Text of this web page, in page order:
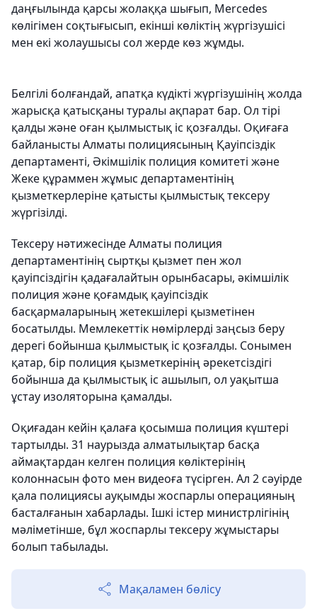
даңғылында қарсы жолаққа шығып, Mercedes
көлігімен соқтығысып, екінші көліктің жүргізушісі
мен екі жолаушысы сол жерде көз жұмды.
Белгілі болғандай, апатқа күдікті жүргізушінің жолда
жарысқа қатысқаны туралы ақпарат бар. Ол тірі
қалды және оған қылмыстық іс қозғалды. Оқиғаға
байланысты Алматы полициясының Қауіпсіздік
департаменті, Әкімшілік полиция комитеті және
Жеке құраммен жұмыс департаментінің
қызметкерлеріне қатысты қылмыстық тексеру
жүргізілді.
Тексеру нәтижесінде Алматы полиция
департаментінің сыртқы қызмет пен жол
қауіпсіздігін қадағалайтын орынбасары, әкімшілік
полиция және қоғамдық қауіпсіздік
басқармаларының жетекшілері қызметінен
босатылды. Мемлекеттік нөмірлерді заңсыз беру
дерегі бойынша қылмыстық іс қозғалды. Сонымен
қатар, бір полиция қызметкерінің әрекетсіздігі
бойынша да қылмыстық іс ашылып, ол уақытша
ұстау изоляторына қамалды.
Оқиғадан кейін қалаға қосымша полиция күштері
тартылды. 31 наурызда алматылықтар басқа
аймақтардан келген полиция көліктерінің
колоннасын фото мен видеоға түсірген. Ал 2 сәуірде
қала полициясы ауқымды жоспарлы операцияның
басталғанын хабарлады. Ішкі істер министрлігінің
мәліметінше, бұл жоспарлы тексеру жұмыстары
болып табылады.
Мақаламен бөлісу